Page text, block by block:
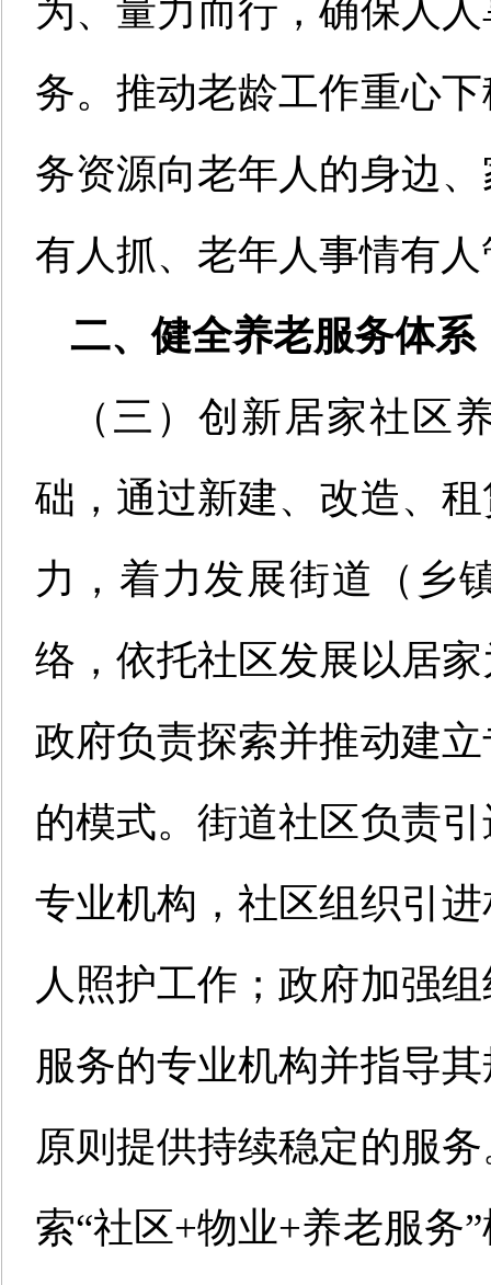
为、量力而行，确保人
务。推动老龄工作重心
务资源向老年人的身边
有人抓、老年人事情有
二、健全养老服务体系
（三）创新居家社区
础，通过新建、改造、
力，着力发展街道（乡
络，依托社区发展以居
政府负责探索并推动建
的模式。街道社区负责
专业机构，社区组织引
人照护工作；政府加强
服务的专业机构并指导
原则提供持续稳定的服
索“社区+物业+养老服务